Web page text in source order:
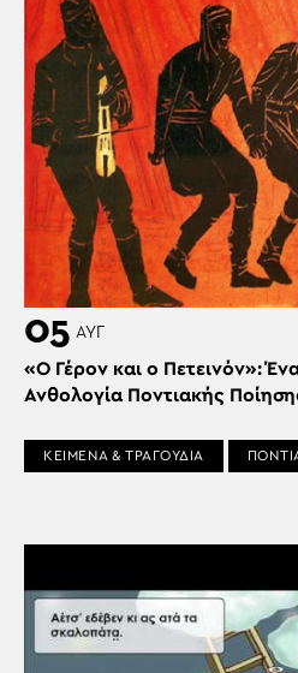
05 ΑΥΓ
«Ο Γέρον και ο Πετεινόν»:
Ανθολογία Ποντιακής
ΚΕΙΜΕΝΑ & ΤΡΑΓΟΥΔΙΑ